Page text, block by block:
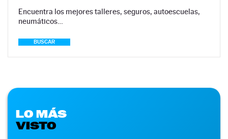
Encuentra los mejores talleres, seguros, autoescuelas,
neumáticos…
BUSCAR
LO MÁS
VISTO